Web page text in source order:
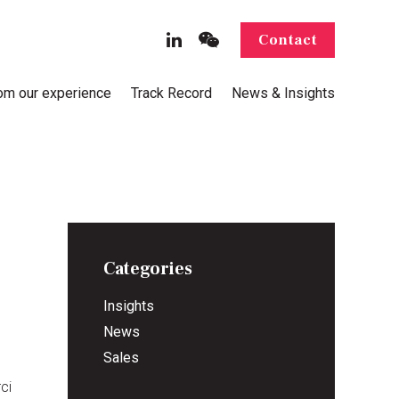
Contact
our experience Track Record News & Insights
Categories
Insights
News
Sales